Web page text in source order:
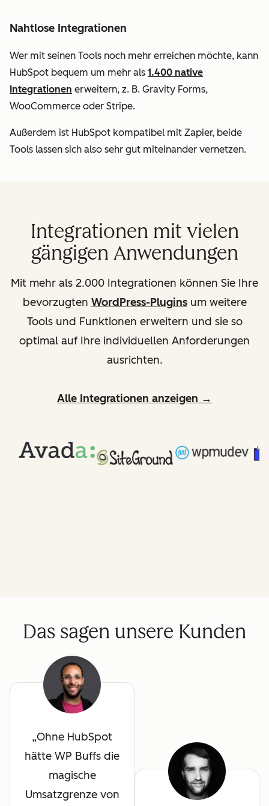
Nahtlose Integrationen
Wer mit seinen Tools noch mehr erreichen möchte, kann
HubSpot bequem um mehr als 1.400 native
Integrationen erweitern, z. B. Gravity Forms,
WooCommerce oder Stripe.
Außerdem ist HubSpot kompatibel mit Zapier, beide
Tools lassen sich also sehr gut miteinander vernetzen.
Integrationen mit vielen
gängigen Anwendungen
Mit mehr als 2.000 Integrationen können Sie Ihre
bevorzugten WordPress-Pluginsum weitere
Tools und Funktionen erweitern und sie so
optimal auf Ihre individuellen Anforderungen
ausrichten.
Alle Integrationen anzeigen →
Das sagen unsere Kunden
Ohne HubSpot
hätte WP Buffs die
magische
Umsatzgrenze von